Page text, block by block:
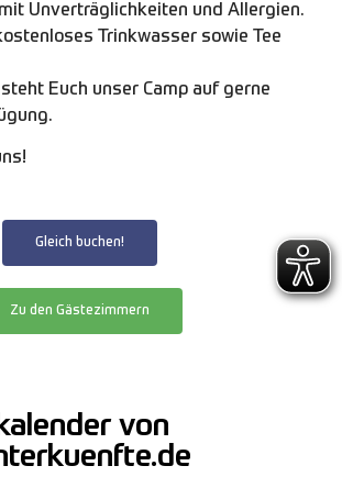
mit Unverträglichkeiten und Allergien.
Trinkwasser sowie Tee
Euch unser Camp auf gerne
Gleich buchen!
Zu den Gästezimmern
von